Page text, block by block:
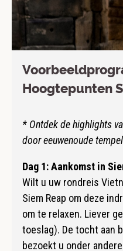
Hoogtepunten
* Ontdek de highlights
door eeuwenoude
Dag 1: Aankomst in
Wilt u uw rondreis
Siem Reap om deze
om te relaxen. Liever
toeslag). De tocht aan
bezoekt u onder